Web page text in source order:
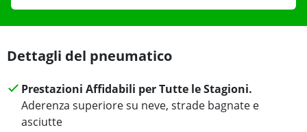
Dettagli del pneumatico
Prestazioni Affidabili per Tutte le Stagioni.
Aderenza superiore su neve, strade bagnate e
asciutte